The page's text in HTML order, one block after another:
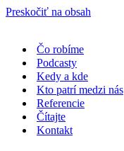
Preskočiť na obsah
Čo robíme
Podcasty
Kedy a kde
Kto patrí medzi nás
Referencie
Čítajte
Kontakt